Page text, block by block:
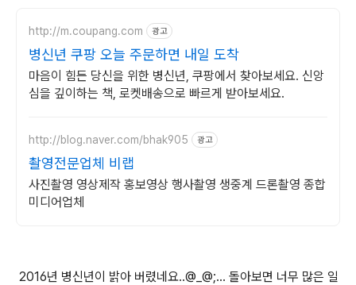
http://m.coupang.com 광고
병신년 쿠팡 오늘 주문하면 내일 도착
마음이 힘든 당신을 위한 병신년, 쿠팡에서 찾아보세요. 신앙
심을 깊이하는 책, 로켓배송으로 빠르게 받아보세요.
http://blog.naver.com/bhak905 광고
촬영전문업체 비랩
사진촬영 영상제작 홍보영상 행사촬영 생중계 드론촬영 종합
미디어업체
2016년 병신년이 밝아 버렸네요..@_@;... 돌아보면 너무 많은 일